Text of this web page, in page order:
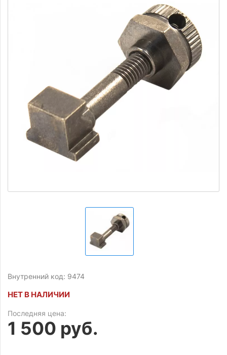
Внутренний код: 9474
НЕТ В НАЛИЧИИ
Последняя цена:
1 500 руб.